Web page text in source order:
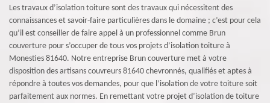
Les travaux d’isolation toiture sont des travaux qui nécessitent des
connaissances et savoir-faire particulières dans le domaine ; c’est pour cela
qu’il est conseiller de faire appel à un professionnel comme Brun
couverture pour s’occuper de tous vos projets d’isolation toiture à
Monesties 81640. Notre entreprise Brun couverture met à votre
disposition des artisans couvreurs 81640 chevronnés, qualifiés et aptes à
répondre à toutes vos demandes, pour que l’isolation de votre toiture soit
parfaitement aux normes. En remettant votre projet d’isolation de toiture